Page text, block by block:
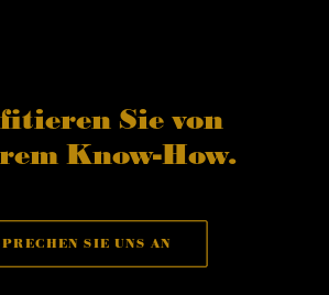
Sie von
Know-How.
SIE UNS AN